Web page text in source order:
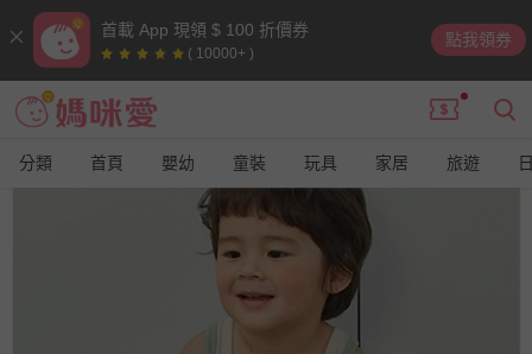
首載 App 現領 $ 100 折價券
( 10000+ )
點我領券
分類 首頁 嬰幼 童裝 玩具 家居 旅遊